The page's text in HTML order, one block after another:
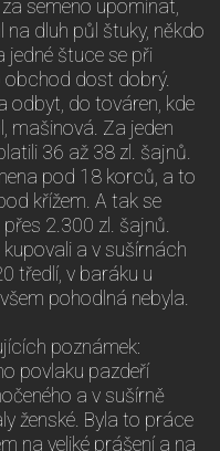
semeno upomínat,
dluh půl štuky, někdo
jedné štuce se při
obchod dost dobrý.
odbyt, do továren, kde
mašinová. Za jeden
36 až 38 zl. šajnů.
pod 18 korců, a to
křížem. A tak se
2.300 zl. šajnů.
a v sušírnách
tředlí, v baráku u
pohodlná nebyla.
poznámek:
povlaku pazdeří
a v sušírně
ženské. Byla to práce
na veliké prášení a na